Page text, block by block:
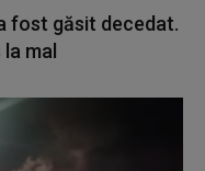
fost găsit decedat.
mal